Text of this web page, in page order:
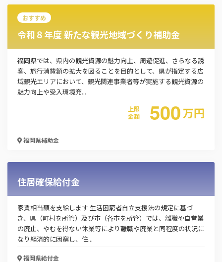
補助金
お名前
会社名
電話番号
「PDF資料ダウンロード」ボタンを押下した時点
で本サービスの 利用規約に同意したものとみなさ
れます。
おすすめ
令和８年度 新たな観光地域づくり補助金
福岡県では、県内の観光資源の魅力向上、周遊促進、さらなる誘
客、旅行消費額の拡大を図ることを目的として、県が指定する広
域観光エリアにおいて、観光関連事業者等が実施する観光資源の
魅力向上や受入環境充...
上限
金額
500万円
福岡県補助金
住居確保給付金
家賃相当額を支給します 生活困窮者自立支援法の規定に基づ
き、県（町村を所管）及び市（各市を所管）では、離職や自営業
の廃止、やむを得ない休業等により離職や廃業と同程度の状況に
なり経済的に困窮し、住...
福岡県給付金